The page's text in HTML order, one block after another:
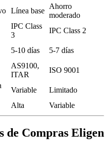
Línea base
Ahorro
moderado
IPC Class
3
IPC Class 2
5-10 días 5-7 días
AS9100,
ITAR
ISO 9001
Variable
Limitado
Alta Variable
de Compras Eligen